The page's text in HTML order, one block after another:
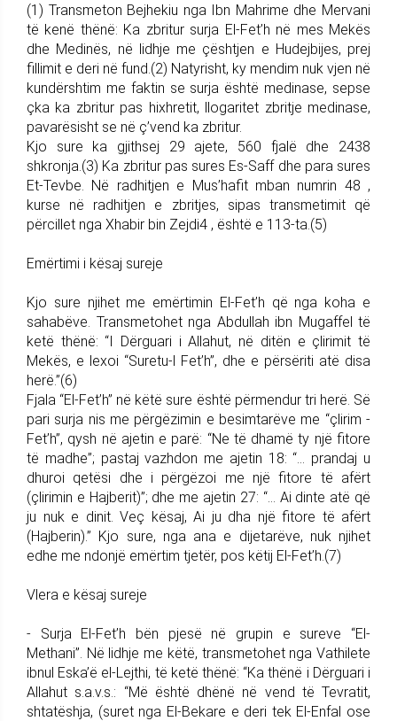
(1) Transmeton Bejhekiu nga Ibn Mahrime dhe Mervani
të kenë thënë: Ka zbritur surja El-Fet’h në mes Mekës
dhe Medinës, në lidhje me çështjen e Hudejbijes, prej
fillimit e deri në fund.(2) Natyrisht, ky mendim nuk vjen në
kundërshtim me faktin se surja është medinase, sepse
çka ka zbritur pas hixhretit, llogaritet zbritje medinase,
pavarësisht se në ç’vend ka zbritur.
Kjo sure ka gjithsej 29 ajete, 560 fjalë dhe 2438
shkronja.(3) Ka zbritur pas sures Es-Saff dhe para sures
Et-Tevbe. Në radhitjen e Mus’hafit mban numrin 48 ,
kurse në radhitjen e zbritjes, sipas transmetimit që
përcillet nga Xhabir bin Zejdi4 , është e 113-ta.(5)
Emërtimi i kësaj sureje
Kjo sure njihet me emërtimin El-Fet’h që nga koha e
sahabëve. Transmetohet nga Abdullah ibn Mugaffel të
ketë thënë: “I Dërguari i Allahut, në ditën e çlirimit të
Mekës, e lexoi “Suretu-l Fet’h”, dhe e përsëriti atë disa
herë.”(6)
Fjala “El-Fet’h” në këtë sure është përmendur tri herë. Së
pari surja nis me përgëzimin e besimtarëve me “çlirim -
Fet’h”, qysh në ajetin e parë: “Ne të dhamë ty një fitore
të madhe”; pastaj vazhdon me ajetin 18: “… prandaj u
dhuroi qetësi dhe i përgëzoi me një fitore të afërt
(çlirimin e Hajberit)”; dhe me ajetin 27: “… Ai dinte atë që
ju nuk e dinit. Veç kësaj, Ai ju dha një fitore të afërt
(Hajberin).” Kjo sure, nga ana e dijetarëve, nuk njihet
edhe me ndonjë emërtim tjetër, pos këtij El-Fet’h.(7)
Vlera e kësaj sureje
- Surja El-Fet’h bën pjesë në grupin e sureve “El-
Methani”. Në lidhje me këtë, transmetohet nga Vathilete
ibnul Eska’ë el-Lejthi, të ketë thënë: “Ka thënë i Dërguari i
Allahut s.a.v.s.: “Më është dhënë në vend të Tevratit,
shtatëshja, (suret nga El-Bekare e deri tek El-Enfal ose